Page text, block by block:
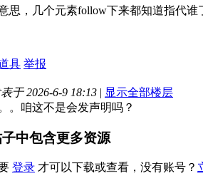
思，几个元素follow下来都知道指代谁
具 举报
于 2026-6-9 18:13 | 显示全部楼层
。咱这不是会发声明吗？
中包含更多资源
登录 才可以下载或查看，没有账号？